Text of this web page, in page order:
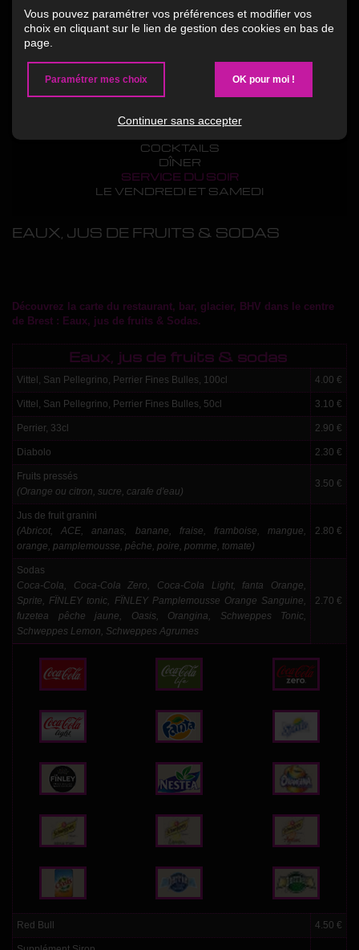
Dimanche
14h00 - 20h00
DÉJEUNER
SALON DE THÉ
SNACKING
COCKTAILS
DÎNER
SERVICE DU SOIR
LE VENDREDI ET SAMEDI
Découvrez la carte du restaurant, bar, glacier, BHV dans le centre
de Brest : Eaux, jus de fruits & Sodas.
Eaux, jus de fruits & sodas
Vittel, San Pellegrino, Perrier Fines Bulles, 100cl 4.00 €
Vittel, San Pellegrino, Perrier Fines Bulles, 50cl 3.10 €
Perrier, 33cl 2.90 €
Diabolo 2.30 €
Fruits pressés
(Orange ou citron, sucre, carafe d'eau)
3.50 €
Jus de fruit granini
(Abricot, ACE, ananas, banane, fraise, framboise, mangue,
orange, pamplemousse, pêche, poire, pomme, tomate)
2.80 €
Sodas
Coca-Cola, Coca-Cola Zero, Coca-Cola Light, fanta Orange,
Sprite, FÏNLEY tonic, FÏNLEY Pamplemousse Orange Sanguine,
fuzetea pêche jaune, Oasis, Orangina, Schweppes Tonic,
Schweppes Lemon, Schweppes Agrumes
2.70 €
Red Bull 4.50 €
EAUX, JUS DE FRUITS & SODAS
Vous pouvez paramétrer vos préférences et modifier vos
choix en cliquant sur le lien de gestion des cookies en bas de
page.
Paramétrer mes choix OK pour moi !
Continuer sans accepter